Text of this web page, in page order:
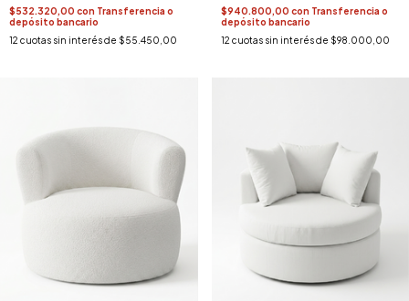
$532.320,00 con Transferencia o
depósito bancario
12 cuotas sin interés de $55.450,00
$940.800,00 con Transferencia o
depósito bancario
12 cuotas sin interés de $98.000,00